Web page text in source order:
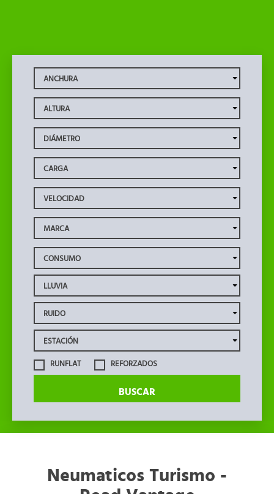
RUNFLAT REFORZADOS
BUSCAR
Neumaticos Turismo -